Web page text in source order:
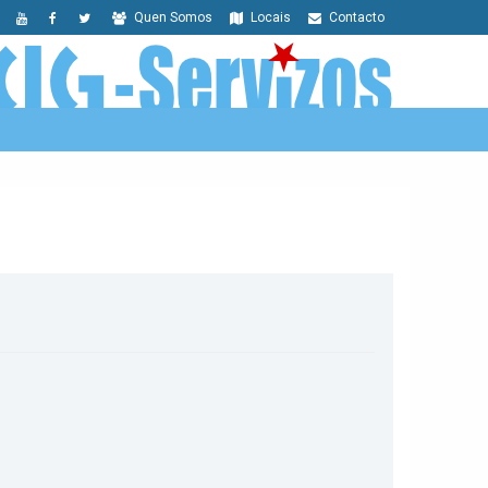
Contacto
Locais
Quen Somos